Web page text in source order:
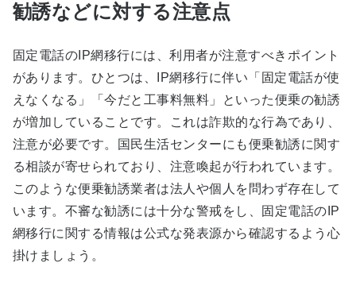
勧誘などに対する注意点
固定電話のIP網移行には、利用者が注意すべきポイント
があります。ひとつは、IP網移行に伴い「固定電話が使
えなくなる」「今だと工事料無料」といった便乗の勧誘
が増加していることです。これは詐欺的な行為であり、
注意が必要です。国民生活センターにも便乗勧誘に関す
る相談が寄せられており、注意喚起が行われています。
このような便乗勧誘業者は法人や個人を問わず存在して
います。不審な勧誘には十分な警戒をし、固定電話のIP
網移行に関する情報は公式な発表源から確認するよう心
掛けましょう。